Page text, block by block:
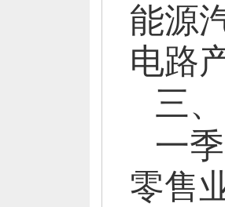
能源
电路
三、
一
零售